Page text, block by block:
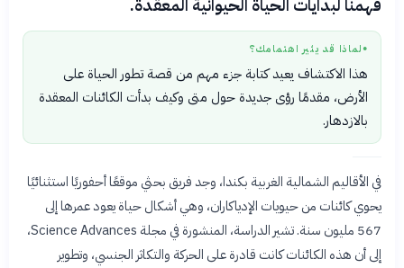
● لماذا قد يثير اهتمامك؟
هذا الاكتشاف يعيد كتابة جزء مهم من قصة تطور الحياة على
الأرض، مقدمًا رؤى جديدة حول متى وكيف بدأت الكائنات المعقدة
بالازدهار.
في الأقاليم الشمالية الغربية بكندا، وجد فريق بحثي موقعًا أحفوريًا استثنائيًا
يحوي كائنات من حيويات الإدياكاران، وهي أشكال حياة يعود عمرها إلى
567 مليون سنة. تشير الدراسة، المنشورة في مجلة Science Advances،
إلى أن هذه الكائنات كانت قادرة على الحركة والتكاثر الجنسي، وتطوير